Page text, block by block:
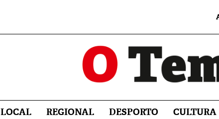
LOCAL REGIONAL DESPORTO CULTURA